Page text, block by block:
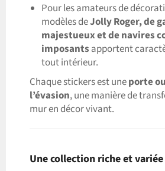
Pour les amateurs de
modèles deJolly Roger, de
majestueux et de navires
imposants apportent
tout intérieur.
Chaque stickers est uneporte
l’évasion, une manière de
mur en décor vivant.
Une collection riche et variée